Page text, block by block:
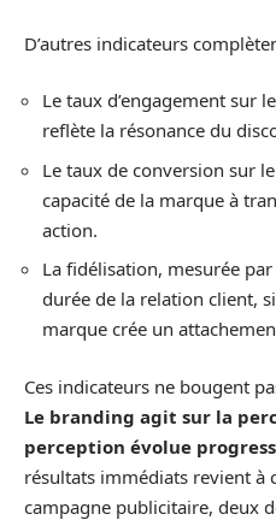
D’autres indicateurs
Le taux d’engagement sur
reflète la résonance du
Le taux de conversion sur
capacité de la marque à
action.
La fidélisation, mesurée
durée de la relation client,
marque crée un
Ces indicateurs ne bougent
Le branding agit sur la
perception évolue
résultats immédiats revient à
campagne publicitaire, deux